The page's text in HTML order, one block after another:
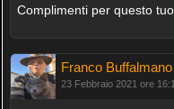
Complimenti per questo
Franco Buffalmano
23 Febbraio 2021 ore